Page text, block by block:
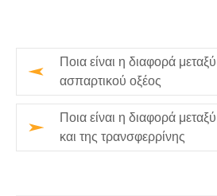
Ποια είναι η διαφορά
ασπαρτικού οξέος
Ποια είναι η διαφορά
και της τρανσφερρίνης